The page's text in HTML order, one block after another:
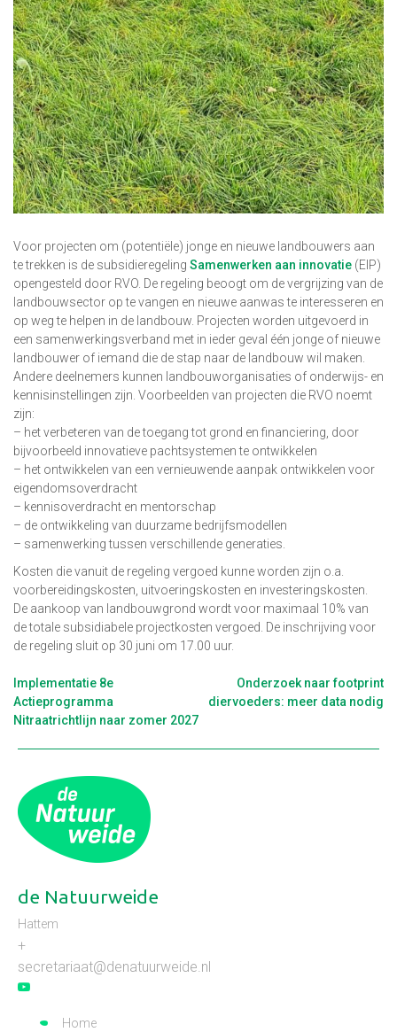
Voor projecten om (potentiële) jonge en nieuwe landbouwers aan
te trekken is de subsidieregeling Samenwerken aan innovatie (EIP)
opengesteld door RVO. De regeling beoogt om de vergrijzing van de
landbouwsector op te vangen en nieuwe aanwas te interesseren en
op weg te helpen in de landbouw. Projecten worden uitgevoerd in
een samenwerkingsverband met in ieder geval één jonge of nieuwe
landbouwer of iemand die de stap naar de landbouw wil maken.
Andere deelnemers kunnen landbouworganisaties of onderwijs- en
kennisinstellingen zijn. Voorbeelden van projecten die RVO noemt
zijn:
– het verbeteren van de toegang tot grond en financiering, door
bijvoorbeeld innovatieve pachtsystemen te ontwikkelen
– het ontwikkelen van een vernieuwende aanpak ontwikkelen voor
eigendomsoverdracht
– kennisoverdracht en mentorschap
– de ontwikkeling van duurzame bedrijfsmodellen
– samenwerking tussen verschillende generaties.
Kosten die vanuit de regeling vergoed kunne worden zijn o.a.
voorbereidingskosten, uitvoeringskosten en investeringskosten.
De aankoop van landbouwgrond wordt voor maximaal 10% van
de totale subsidiabele projectkosten vergoed. De inschrijving voor
de regeling sluit op 30 juni om 17.00 uur.
Berichtnavigatie
Implementatie 8e
Actieprogramma
Nitraatrichtlijn naar zomer 2027
Onderzoek naar footprint
diervoeders: meer data nodig
de Natuurweide
Hattem
+
secretariaat@denatuurweide.nl
Home